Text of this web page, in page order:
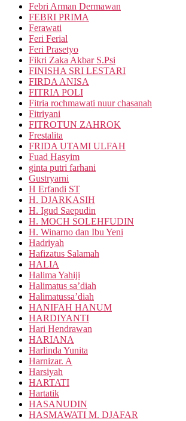
Febri Arman Dermawan
FEBRI PRIMA
Ferawati
Feri Ferial
Feri Prasetyo
Fikri Zaka Akbar S.Psi
FINISHA SRI LESTARI
FIRDA ANISA
FITRIA POLI
Fitria rochmawati nuur chasanah
Fitriyani
FITROTUN ZAHROK
Frestalita
FRIDA UTAMI ULFAH
Fuad Hasyim
ginta putri farhani
Gustryarni
H Erfandi ST
H. DJARKASIH
H. Igud Saepudin
H. MOCH SOLEHFUDIN
H. Winarno dan Ibu Yeni
Hadriyah
Hafizatus Salamah
HALIA
Halima Yahiji
Halimatus sa’diah
Halimatussa’diah
HANIFAH HANUM
HARDIYANTI
Hari Hendrawan
HARIANA
Harlinda Yunita
Harnizar. A
Harsiyah
HARTATI
Hartatik
HASANUDIN
HASMAWATI M. DJAFAR